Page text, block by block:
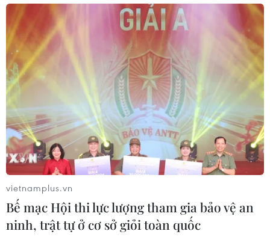
Phó Thủ tướng kiểm tra tiến độ Nhà máy
Nhiệt điện Thái Bình 2​
05/12/2020 12:20
vietnamplus.vn
Bế mạc Hội thi lực lượng tham gia bảo vệ an
ninh, trật tự ở cơ sở giỏi toàn quốc